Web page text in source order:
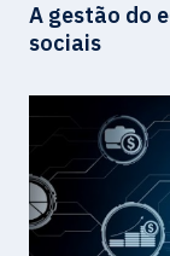
A gestão do
sociais